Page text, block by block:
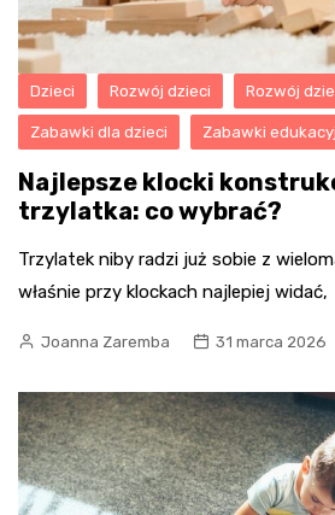
Dzieci Rozwój dzieci Rozwój
Zabawki dla dzieci Zabawki
Najlepsze klocki
trzylatka: co wybrać?
Trzylatek niby radzi już sobie z
właśnie przy klockach najlepiej widać,
Joanna Zaremba 31 marca 2026